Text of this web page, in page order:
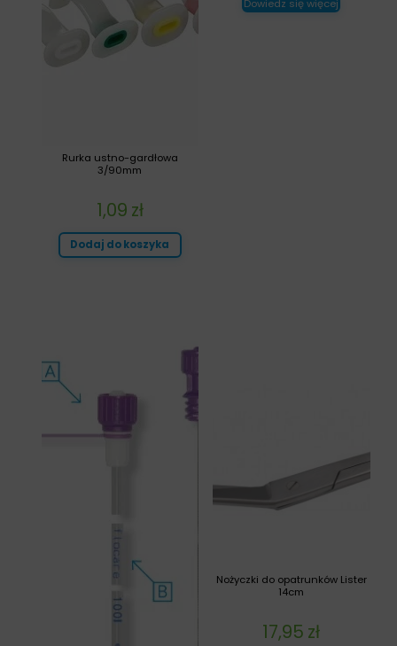
Dowiedz się więcej
Rurka ustno-gardłowa
3/90mm
1,09 zł
Dodaj do koszyka
Nożyczki do opatrunków Lister
14cm
17,95 zł